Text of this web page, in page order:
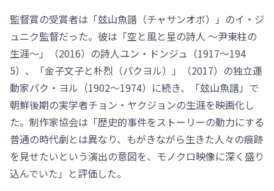
監督賞の受賞者は「玆山魚譜（チャサンオボ）」のイ・ジ
ュニク監督だった。彼は「空と風と星の詩人 ～尹東柱の
生涯～」（2016）の詩人ユン・ドンジュ（1917～194
5）、「金子文子と朴烈（パクヨル）」（2017）の独立運
動家パク・ヨル（1902～1974）に続き、「玆山魚譜」で
朝鮮後期の実学者チョン・ヤクジョンの生涯を映画化し
た。制作家協会は「歴史的事件をストーリーの動力にする
普通の時代劇とは異なり、もがきながら生きた人々の痕跡
を見せたいという演出の意図を、モノクロ映像に深く盛り
込んでいた」と評価した。